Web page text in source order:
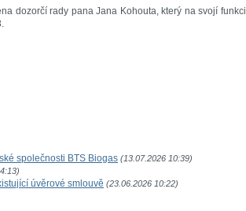
dozorčí rady pana Jana Kohouta, který na svojí funkci
společnosti BTS Biogas (13.07.2026 10:39)
úvěrové smlouvě (23.06.2026 10:22)